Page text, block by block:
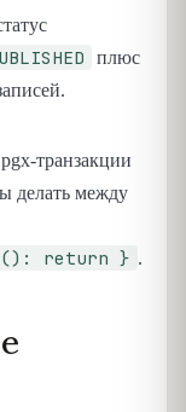
плюс
транзакции
делать между
return } .